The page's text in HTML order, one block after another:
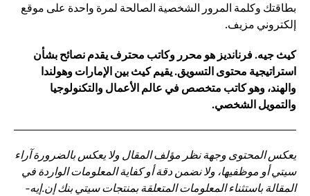
بطاقتك وكلمة المرور الشخصية الصالحة لمرة واحدة على موقع
إلكتروني مزيف.
كيث جيه. فرنانديز هو محرر وكاتب محترف يقدم نصائح بشأن
استراتيجية محتوى التسويق. يقيم كيث بين الإمارات وهولندا
والهند، وهو كاتب متخصص في عالم الأعمال والتكنولوجيا
والتمويل الشخصي.
يعكس المحتوى وجهة نظر مؤلف المقال ولا يعكس بالضرورة آراء
سيتي أو موظفيها، ولا نضمن دقة أو كفاية المعلومات الواردة في
المقالة باستثناء المعلومات المتعلقة بمنتجات سيتي بنك إن.إيه-